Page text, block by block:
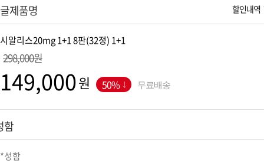
제품명 할인내역
298,000원
원 50% 무료배송
함